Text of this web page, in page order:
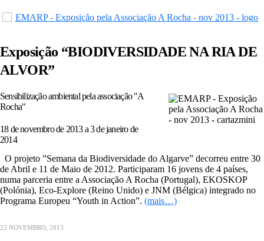
Exposição “BIODIVERSIDADE NA RIA DE
ALVOR”
Sensibilização ambiental pela associação "A
Rocha"
18 de novembro de 2013 a 3 de janeiro de
2014
O projeto ”Semana da Biodiversidade do Algarve” decorreu entre 30
de Abril e 11 de Maio de 2012. Participaram 16 jovens de 4 países,
numa parceria entre a Associação A Rocha (Portugal), EKOSKOP
(Polónia), Eco-Explore (Reino Unido) e JNM (Bélgica) integrado no
Programa Europeu “Youth in Action”. (mais…)
22 NOVEMBRO, 2013